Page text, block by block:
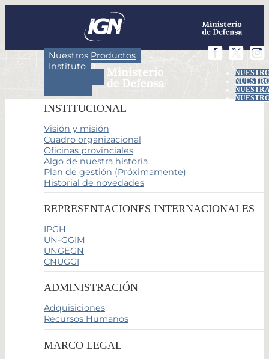
Nuestros Productos
Instituto
INSTITUCIONAL
Visión y misión
Cuadro organizacional
Oficinas provinciales
Algo de nuestra historia
Plan de gestión (Próximamente)
Historial de novedades
REPRESENTACIONES INTERNACIONALES
IPGH
UN-GGIM
UNGEGN
CNUGGI
ADMINISTRACIÓN
Adquisiciones
Recursos Humanos
MARCO LEGAL